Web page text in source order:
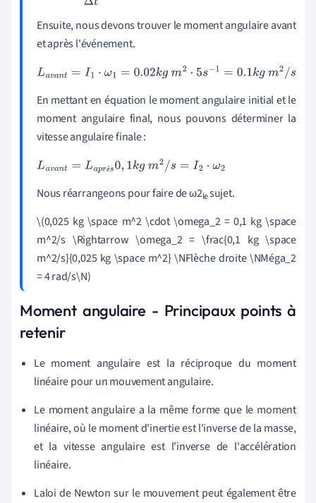
Ensuite, nous devons trouver le moment angulaire avant
et après l'événement.
Lavant =I1 ω1 = 0.02kg m2⋅5s−1=0.1 kgm2 /s
En mettant en équation le moment angulaire initial et le
moment angulaire final, nous pouvons déterminer la
vitesse angulaire finale :
è
Lavant =La près0,1k gm2/s=I2⋅ω 2
Nous réarrangeons pour faire de ω2lesujet.
\(0,025 kg \space m^2 \cdot \omega_2 = 0,1 kg \space
m^2/s \Rightarrow \omega_2 = \frac{0,1 kg \space
m^2/s}{0,025 kg \space m^2} \NFlèche droite \NMéga_2
= 4 rad/s\N)
Moment angulaire - Principaux points à
retenir
Le moment angulaire est la réciproque du moment
linéaire pour un mouvement angulaire.
Le moment angulaire a la même forme que le moment
linéaire, où le moment d'inertie est l'inverse de la masse,
et la vitesse angulaire est l'inverse de l'accélération
linéaire.
Laloi de Newton sur le mouvement peut également être